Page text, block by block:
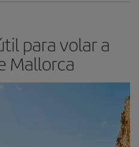
para volar a
Mallorca